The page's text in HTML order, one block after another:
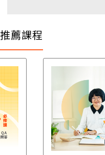
推薦課程